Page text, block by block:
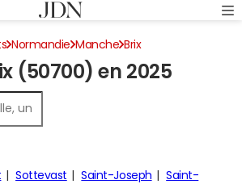
Normandie Manche Brix
(50700) en 2025
Sottevast Saint-Joseph
Saint-